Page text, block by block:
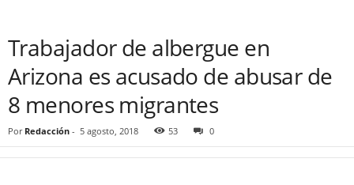
Trabajador de albergue en
Arizona es acusado de abusar de
8 menores migrantes
Por Redacción - 5 agosto, 2018 53 0